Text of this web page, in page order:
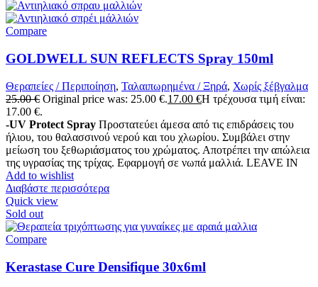
Compare
GOLDWELL SUN REFLECTS Spray 150ml
Θεραπείες / Περιποίηση, Ταλαιπωρημένα / Ξηρά, Χωρίς ξέβγαλμα
25.00€ Original price was: 25.00 €.17.00 €Η τρέχουσα τιμή είναι:
17.00 €.
-UV Protect Spray Προστατεύει άμεσα από τις επιδράσεις του
ήλιου, του θαλασσινού νερού και του χλωρίου. Συμβάλει στην
μείωση του ξεθωριάσματος του χρώματος. Αποτρέπει την απώλεια
της υγρασίας της τρίχας. Εφαρμογή σε νωπά μαλλιά. LEAVE IN
Add to wishlist
Διαβάστε περισσότερα
Quick view
Sold out
Compare
Kerastase Cure Densifique 30x6ml